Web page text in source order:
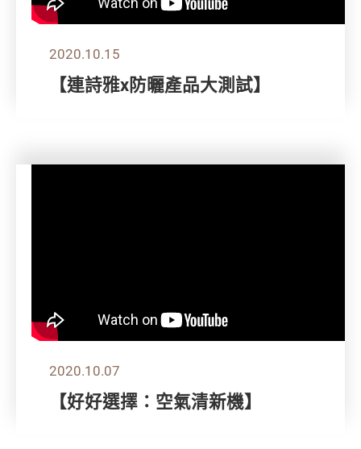
2020.10.15
【連詩雅x防曬產品大測試】
2020.10.07
【好好選擇：空氣清新機】